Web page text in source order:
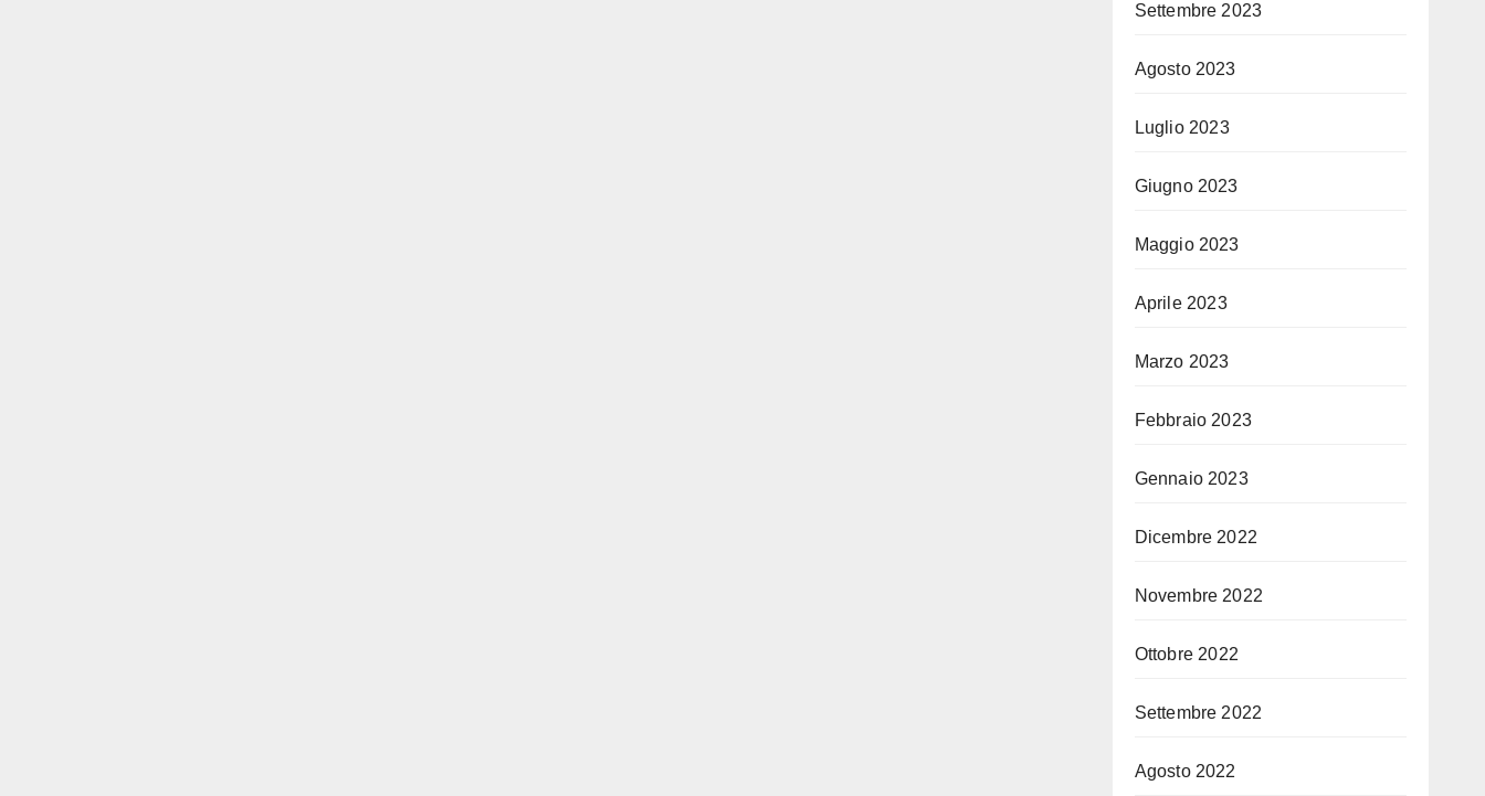
Settembre 2023
Agosto 2023
Luglio 2023
Giugno 2023
Maggio 2023
Aprile 2023
Marzo 2023
Febbraio 2023
Gennaio 2023
Dicembre 2022
Novembre 2022
Ottobre 2022
Settembre 2022
Agosto 2022